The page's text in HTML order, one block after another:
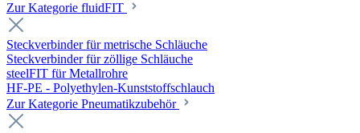
Zur Kategorie fluidFIT
Steckverbinder für metrische Schläuche
Steckverbinder für zöllige Schläuche
steelFIT für Metallrohre
HF-PE - Polyethylen-Kunststoffschlauch
Zur Kategorie Pneumatikzubehör